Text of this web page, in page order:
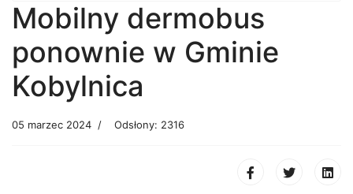
Mobilny dermobus
ponownie w Gminie
Kobylnica
05 marzec 2024 Odsłony: 2316